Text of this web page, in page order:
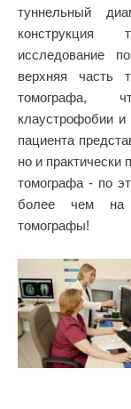
туннельный
конструкция
исследование
верхняя часть
томографа,
клаустрофобии
пациента
но и практически
томографа - по
более чем на
томографы!